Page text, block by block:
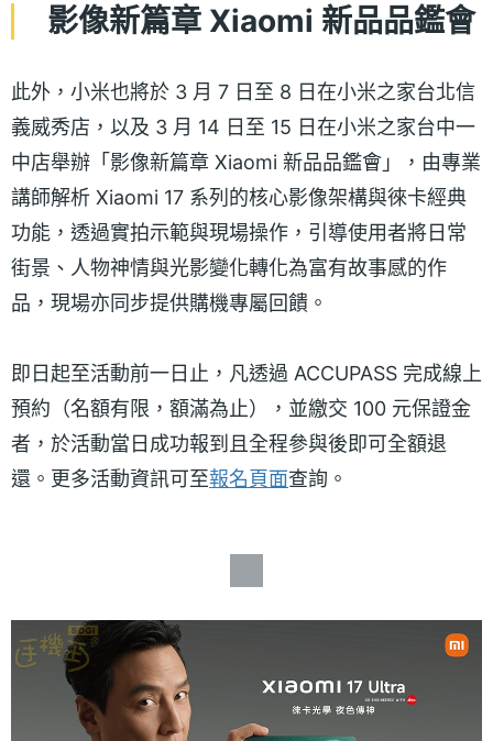
影像新篇章 Xiaomi 新品品鑑會
此外，小米也將於 3 月 7 日至 8 日在小米之家台北信
義威秀店，以及 3 月 14 日至 15 日在小米之家台中一
中店舉辦「影像新篇章 Xiaomi 新品品鑑會」，由專業
講師解析 Xiaomi 17 系列的核心影像架構與徠卡經典
功能，透過實拍示範與現場操作，引導使用者將日常
街景、人物神情與光影變化轉化為富有故事感的作
品，現場亦同步提供購機專屬回饋。
即日起至活動前一日止，凡透過 ACCUPASS 完成線上
預約（名額有限，額滿為止），並繳交 100 元保證金
者，於活動當日成功報到且全程參與後即可全額退
還。更多活動資訊可至報名頁面查詢。